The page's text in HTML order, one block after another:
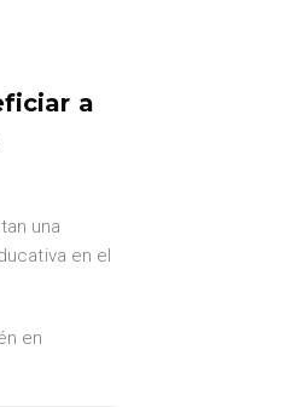
a
una
en el
en